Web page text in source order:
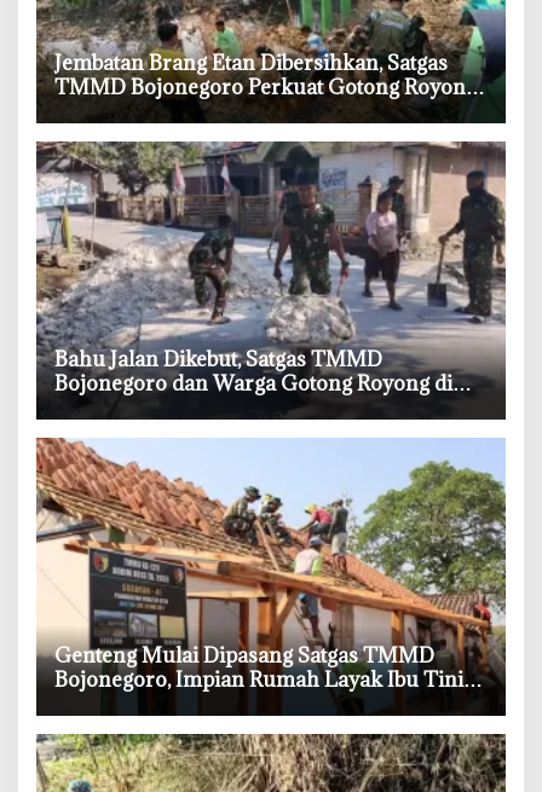
‎Jembatan Brang Etan Dibersihkan, Satgas
TMMD Bojonegoro Perkuat Gotong Royong
Warga
‎Bahu Jalan Dikebut, Satgas TMMD
Bojonegoro dan Warga Gotong Royong di
Tengah Terik
‎Genteng Mulai Dipasang Satgas TMMD
Bojonegoro, Impian Rumah Layak Ibu Tini